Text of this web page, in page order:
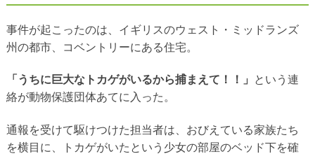
事件が起こったのは、イギリスのウェスト・ミッドランズ
州の都市、コベントリーにある住宅。
「うちに巨大なトカゲがいるから捕まえて！！」
という連
絡が動物保護団体あてに入った。
通報を受けて駆けつけた担当者は、おびえている家族たち
を横目に、トカゲがいたという少女の部屋のベッド下を確